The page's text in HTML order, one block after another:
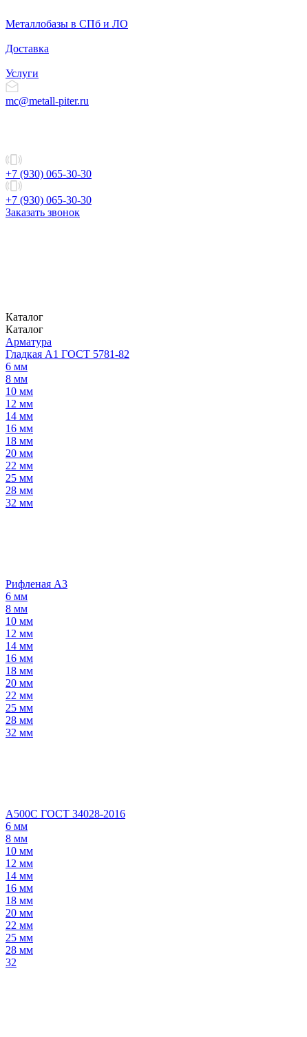
Металлобазы в СПб и ЛО
Доставка
Услуги
mc@metall-piter.ru
+7 (930) 065-30-30
+7 (930) 065-30-30
Заказать звонок
Каталог
Каталог
Арматура
Гладкая А1 ГОСТ 5781-82
6 мм
8 мм
10 мм
12 мм
14 мм
16 мм
18 мм
20 мм
22 мм
25 мм
28 мм
32 мм
Рифленая А3
6 мм
8 мм
10 мм
12 мм
14 мм
16 мм
18 мм
20 мм
22 мм
25 мм
28 мм
32 мм
А500С ГОСТ 34028-2016
6 мм
8 мм
10 мм
12 мм
14 мм
16 мм
18 мм
20 мм
22 мм
25 мм
28 мм
32